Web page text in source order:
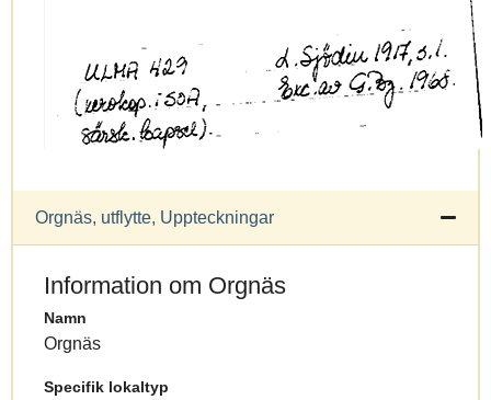
Orgnäs, utflytte, Uppteckningar
Information om Orgnäs
Namn
Orgnäs
Specifik lokaltyp